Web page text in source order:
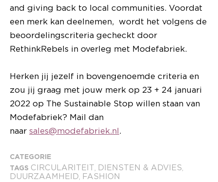
and giving back to local communities. Voordat
een merk kan deelnemen, wordt het volgens de
beoordelingscriteria gecheckt door
RethinkRebels in overleg met Modefabriek.
Herken jij jezelf in bovengenoemde criteria en
zou jij graag met jouw merk op 23 + 24 januari
2022 op The Sustainable Stop willen staan van
Modefabriek? Mail dan
naar sales@modefabriek.nl.
CATEGORIE
TAGS CIRCULARITEIT DIENSTEN & ADVIES
DUURZAAMHEID FASHION